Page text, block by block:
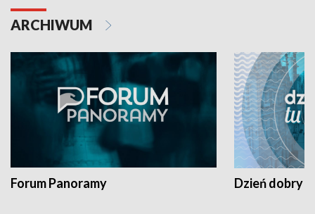
ARCHIWUM
Forum Panoramy Dzień dobry